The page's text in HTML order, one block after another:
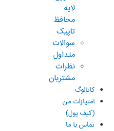
لایه
محافظ
تاپیک
سوالات
متداول
نظرات
مشتریان
کاتالوگ
امتیازات من
(کیف پول)
تماس با ما